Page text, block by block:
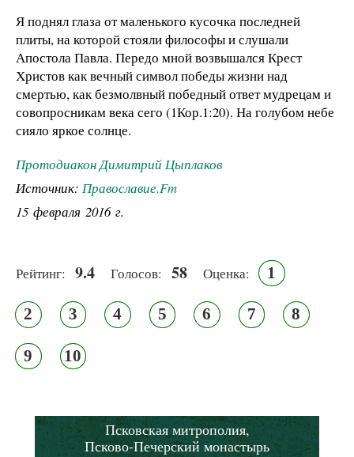
Я поднял глаза от маленького кусочка последней
плиты, на которой стояли философы и слушали
Апостола Павла. Передо мной возвышался Крест
Христов как вечный символ победы жизни над
смертью, как безмолвный победный ответ мудрецам и
совопросникам века сего (1Кор.1:20). На голубом небе
сияло яркое солнце.
Протодиакон Димитрий Цыплаков
Источник: Православие.Fm
15 февраля 2016 г.
Рейтинг: 9.4 Голосов: 58 Оценка: 1
2 3 4 5 6 7 8
9 10
Псковская митрополия,
Псково-Печерский монастырь